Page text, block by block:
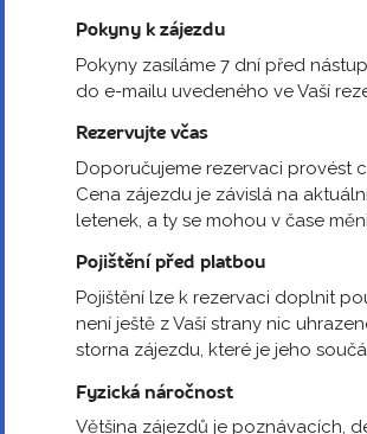
Pokyny k zájezdu
Pokyny zasíláme 7 dní před
do e-mailu uvedeného ve Vaší
Rezervujte včas
Doporučujeme rezervaci provést
Cena zájezdu je závislá na
letenek, a ty se mohou v čase
Pojištění před platbou
Pojištění lze k rezervaci doplnit
není ještě z Vaší strany nic
storna zájezdu, které je jeho
Fyzická náročnost
Většina zájezdů je poznávacích,